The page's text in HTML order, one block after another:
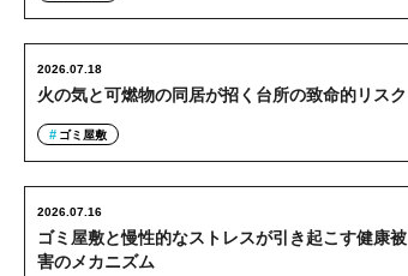
火の気と可燃物の同居が招く台所の致命的リスク
2026.07.18
ゴミ屋敷
ゴミ屋敷と慢性的なストレスが引き起こす健康被
害のメカニズム
2026.07.16